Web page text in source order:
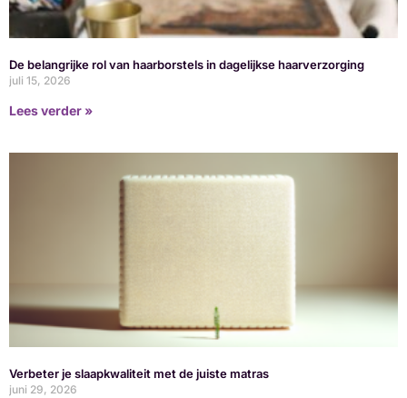
De belangrijke rol van haarborstels in dagelijkse haarverzorging
juli 15, 2026
Lees verder »
Verbeter je slaapkwaliteit met de juiste matras
juni 29, 2026